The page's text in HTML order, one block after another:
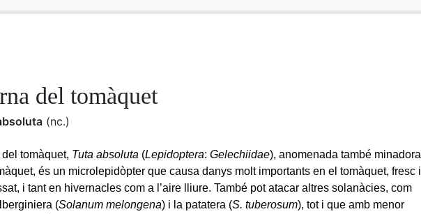
del tomàquet
(nc.)
del tomàquet, Tuta absoluta (Lepidoptera:Gelechiidae), anomenada també minadora
és un microlepidòpter que causa danys molt importants en el tomàquet, fresc i
i tant en hivernacles com a l’aire lliure. També pot atacar altres solanàcies, com
(Solanum melongena) i la patatera (S. tuberosum), tot i que amb menor